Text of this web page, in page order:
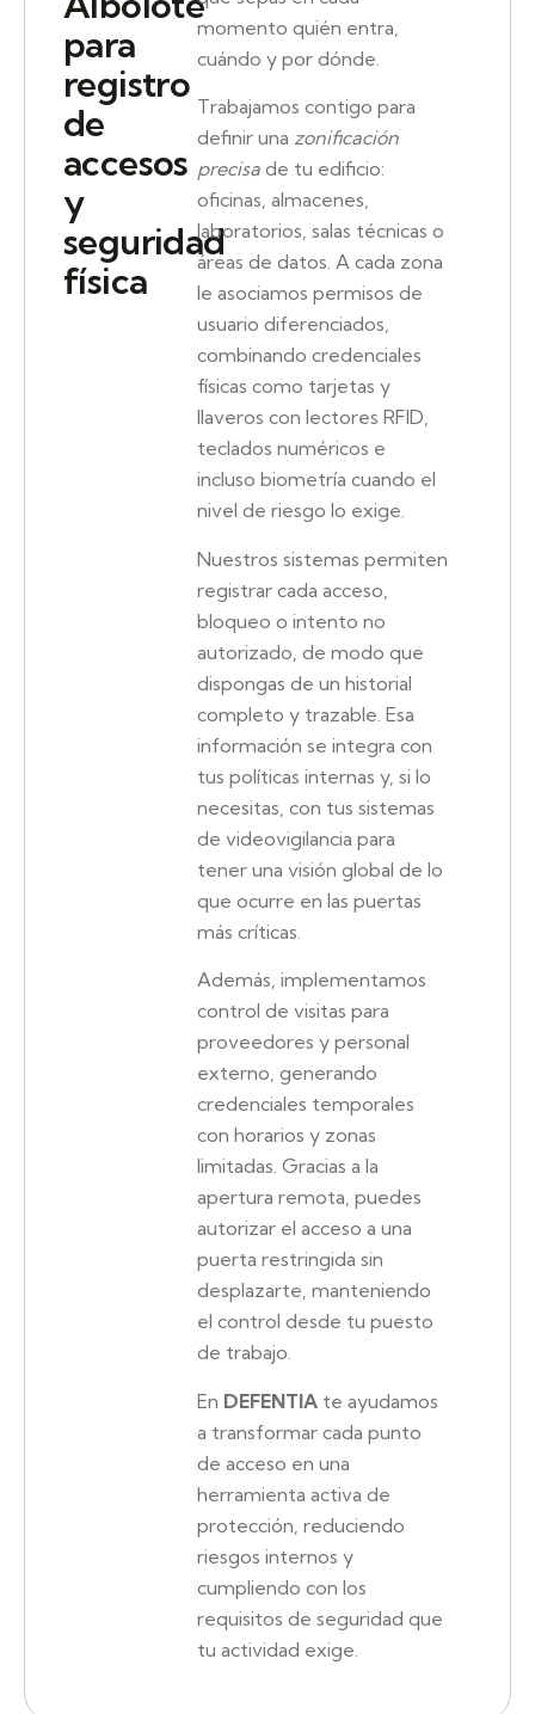
para
registro
de
accesos
y
seguridad
física
momento quién entra,
cuándo y por dónde.
Trabajamos contigo para
definir una zonificación
precisade tu edificio:
oficinas, almacenes,
laboratorios, salas técnicas o
áreas de datos. A cada zona
le asociamos permisos de
usuario diferenciados,
combinando credenciales
físicas como tarjetas y
llaveros con lectores RFID,
teclados numéricos e
incluso biometría cuando el
nivel de riesgo lo exige.
Nuestros sistemas permiten
registrar cada acceso,
bloqueo o intento no
autorizado, de modo que
dispongas de un historial
completo y trazable. Esa
información se integra con
tus políticas internas y, si lo
necesitas, con tus sistemas
de videovigilancia para
tener una visión global de lo
que ocurre en las puertas
más críticas.
Además, implementamos
control de visitas para
proveedores y personal
externo, generando
credenciales temporales
con horarios y zonas
limitadas. Gracias a la
apertura remota, puedes
autorizar el acceso a una
puerta restringida sin
desplazarte, manteniendo
el control desde tu puesto
de trabajo.
En DEFENTIAte ayudamos
a transformar cada punto
de acceso en una
herramienta activa de
protección, reduciendo
riesgos internos y
cumpliendo con los
requisitos de seguridad que
tu actividad exige.